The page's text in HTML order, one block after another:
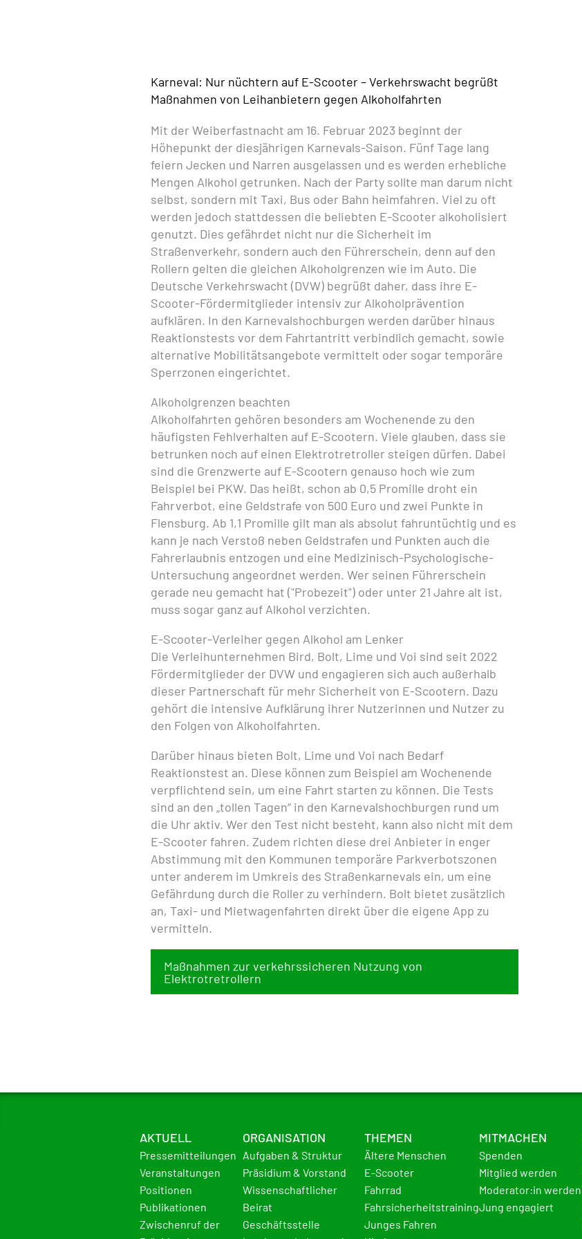
Karneval: Nur nüchtern auf E-Scooter – Verkehrswacht begrüßt
Maßnahmen von Leihanbietern gegen Alkoholfahrten
Mit der Weiberfastnacht am 16. Februar 2023 beginnt der
Höhepunkt der diesjährigen Karnevals-Saison. Fünf Tage lang
feiern Jecken und Narren ausgelassen und es werden erhebliche
Mengen Alkohol getrunken. Nach der Party sollte man darum nicht
selbst, sondern mit Taxi, Bus oder Bahn heimfahren. Viel zu oft
werden jedoch stattdessen die beliebten E-Scooter alkoholisiert
genutzt. Dies gefährdet nicht nur die Sicherheit im
Straßenverkehr, sondern auch den Führerschein, denn auf den
Rollern gelten die gleichen Alkoholgrenzen wie im Auto. Die
Deutsche Verkehrswacht (DVW) begrüßt daher, dass ihre E-
Scooter-Fördermitglieder intensiv zur Alkoholprävention
aufklären. In den Karnevalshochburgen werden darüber hinaus
Reaktionstests vor dem Fahrtantritt verbindlich gemacht, sowie
alternative Mobilitätsangebote vermittelt oder sogar temporäre
Sperrzonen eingerichtet.
Alkoholgrenzen beachten
Alkoholfahrten gehören besonders am Wochenende zu den
häufigsten Fehlverhalten auf E-Scootern. Viele glauben, dass sie
betrunken noch auf einen Elektrotretroller steigen dürfen. Dabei
sind die Grenzwerte auf E-Scootern genauso hoch wie zum
Beispiel bei PKW. Das heißt, schon ab 0,5 Promille droht ein
Fahrverbot, eine Geldstrafe von 500 Euro und zwei Punkte in
Flensburg. Ab 1,1 Promille gilt man als absolut fahruntüchtig und es
kann je nach Verstoß neben Geldstrafen und Punkten auch die
Fahrerlaubnis entzogen und eine Medizinisch-Psychologische-
Untersuchung angeordnet werden. Wer seinen Führerschein
gerade neu gemacht hat ("Probezeit") oder unter 21 Jahre alt ist,
muss sogar ganz auf Alkohol verzichten.
E-Scooter-Verleiher gegen Alkohol am Lenker
Die Verleihunternehmen Bird, Bolt, Lime und Voi sind seit 2022
Fördermitglieder der DVW und engagieren sich auch außerhalb
dieser Partnerschaft für mehr Sicherheit von E-Scootern. Dazu
gehört die intensive Aufklärung ihrer Nutzerinnen und Nutzer zu
den Folgen von Alkoholfahrten.
Darüber hinaus bieten Bolt, Lime und Voi nach Bedarf
Reaktionstest an. Diese können zum Beispiel am Wochenende
verpflichtend sein, um eine Fahrt starten zu können. Die Tests
sind an den „tollen Tagen“ in den Karnevalshochburgen rund um
die Uhr aktiv. Wer den Test nicht besteht, kann also nicht mit dem
E-Scooter fahren. Zudem richten diese drei Anbieter in enger
Abstimmung mit den Kommunen temporäre Parkverbotszonen
unter anderem im Umkreis des Straßenkarnevals ein, um eine
Gefährdung durch die Roller zu verhindern. Bolt bietet zusätzlich
an, Taxi- und Mietwagenfahrten direkt über die eigene App zu
vermitteln.
Maßnahmen zur verkehrssicheren Nutzung von
Elektrotretrollern
AKTUELL
Pressemitteilungen
Veranstaltungen
Positionen
Publikationen
Zwischenruf der
ORGANISATION
Aufgaben & Struktur
Präsidium & Vorstand
Wissenschaftlicher
Beirat
Geschäftsstelle
THEMEN
Ältere Menschen
E-Scooter
Fahrrad
Fahrsicherheitstraining
Junges Fahren
MITMACHEN
Spenden
Mitglied werden
Moderator:in werden
Jung engagiert